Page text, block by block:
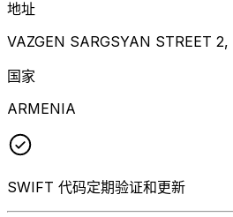
地址
VAZGEN SARGSYAN STREET
国家
ARMENIA
SWIFT 代码定期验证和更新